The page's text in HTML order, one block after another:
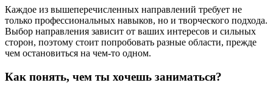
Каждое из вышеперечисленных направлений требует не
только профессиональных навыков, но и творческого подхода.
Выбор направления зависит от ваших интересов и сильных
сторон, поэтому стоит попробовать разные области, прежде
чем остановиться на чем-то одном.
Как понять, чем ты хочешь заниматься?